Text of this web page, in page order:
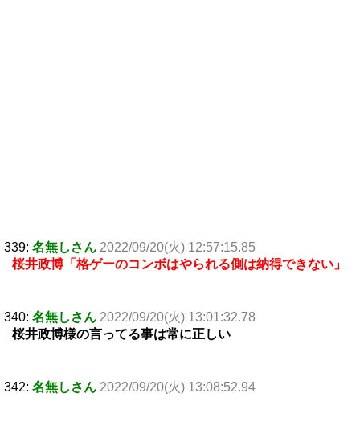
339: 名無しさん 2022/09/20(火) 12:57:15.85
桜井政博「格ゲーのコンボはやられる側は納得できない」
340: 名無しさん 2022/09/20(火) 13:01:32.78
桜井政博様の言ってる事は常に正しい
342: 名無しさん 2022/09/20(火) 13:08:52.94